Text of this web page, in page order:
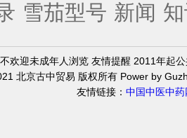
雪茄型号 新闻
欢迎未成年人浏览 友情提醒 2011年起
北京古中贸易 版权所有 Power by
友情链接： 中国中医中药